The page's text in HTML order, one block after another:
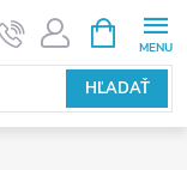
HĽADAŤ
KOŠÍK